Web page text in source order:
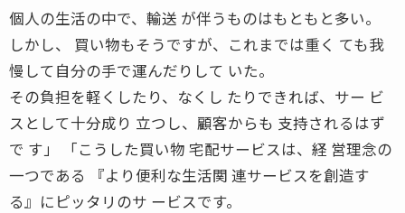
個人の生活の中で、輸送 が伴うものはもともと多い。
しかし、 買い物もそうですが、これまでは重く ても我
慢して自分の手で運んだりして いた。
その負担を軽くしたり、なくし たりできれば、サー ビ
スとして十分成り 立つし、顧客からも 支持されるはず
で す」 「こうした買い物 宅配サービスは、経 営理念の
一つである 『より便利な生活関 連サービスを創造す
る』にピッタリのサ ービスです。